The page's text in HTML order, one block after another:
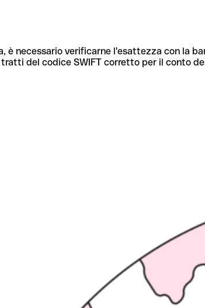
necessario verificarne l'esattezza con la
del codice SWIFT corretto per il conto